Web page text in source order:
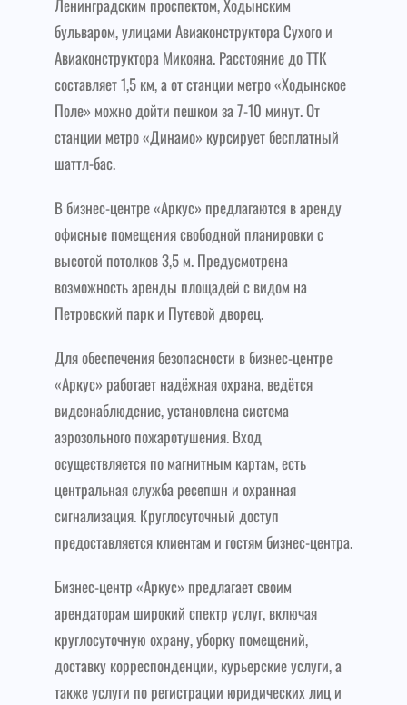
Ленинградским проспектом, Ходынским
бульваром, улицами Авиаконструктора Сухого и
Авиаконструктора Микояна. Расстояние до ТТК
составляет 1,5 км, а от станции метро «Ходынское
Поле» можно дойти пешком за 7-10 минут. От
станции метро «Динамо» курсирует бесплатный
шаттл-бас.
В бизнес-центре «Аркус» предлагаются в аренду
офисные помещения свободной планировки с
высотой потолков 3,5 м. Предусмотрена
возможность аренды площадей с видом на
Петровский парк и Путевой дворец.
Для обеспечения безопасности в бизнес-центре
«Аркус» работает надёжная охрана, ведётся
видеонаблюдение, установлена система
аэрозольного пожаротушения. Вход
осуществляется по магнитным картам, есть
центральная служба ресепшн и охранная
сигнализация. Круглосуточный доступ
предоставляется клиентам и гостям бизнес-центра.
Бизнес-центр «Аркус» предлагает своим
арендаторам широкий спектр услуг, включая
круглосуточную охрану, уборку помещений,
доставку корреспонденции, курьерские услуги, а
также услуги по регистрации юридических лиц и